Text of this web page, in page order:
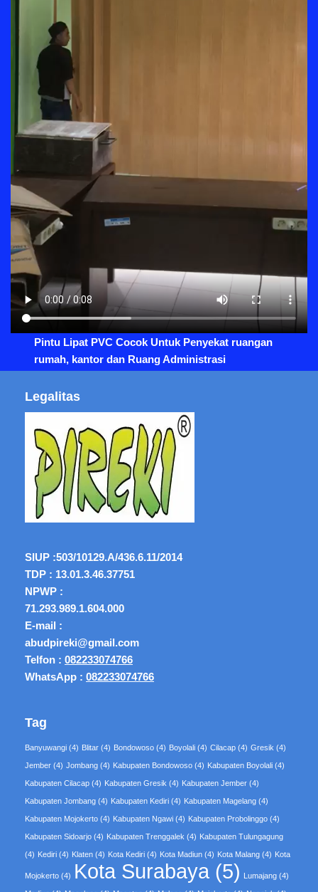
Pintu Lipat PVC Cocok Untuk Penyekat ruangan
rumah, kantor dan Ruang Administrasi
Legalitas
SIUP :503/10129.A/436.6.11/2014
TDP : 13.01.3.46.37751
NPWP :
71.293.989.1.604.000
E-mail :
abudpireki@gmail.com
Telfon : 082233074766
WhatsApp : 082233074766
Tag
Banyuwangi (4) Blitar (4) Bondowoso (4) Boyolali (4) Cilacap (4) Gresik (4)
Jember (4) Jombang (4) Kabupaten Bondowoso (4) Kabupaten Boyolali (4)
Kabupaten Cilacap (4) Kabupaten Gresik (4) Kabupaten Jember (4)
Kabupaten Jombang (4) Kabupaten Kediri (4) Kabupaten Magelang (4)
Kabupaten Mojokerto (4) Kabupaten Ngawi (4) Kabupaten Probolinggo (4)
Kabupaten Sidoarjo (4) Kabupaten Trenggalek (4) Kabupaten Tulungagung
(4) Kediri (4) Klaten (4) Kota Kediri (4) Kota Madiun (4) Kota Malang (4) Kota
Mojokerto (4) Kota Surabaya (5) Lumajang (4)